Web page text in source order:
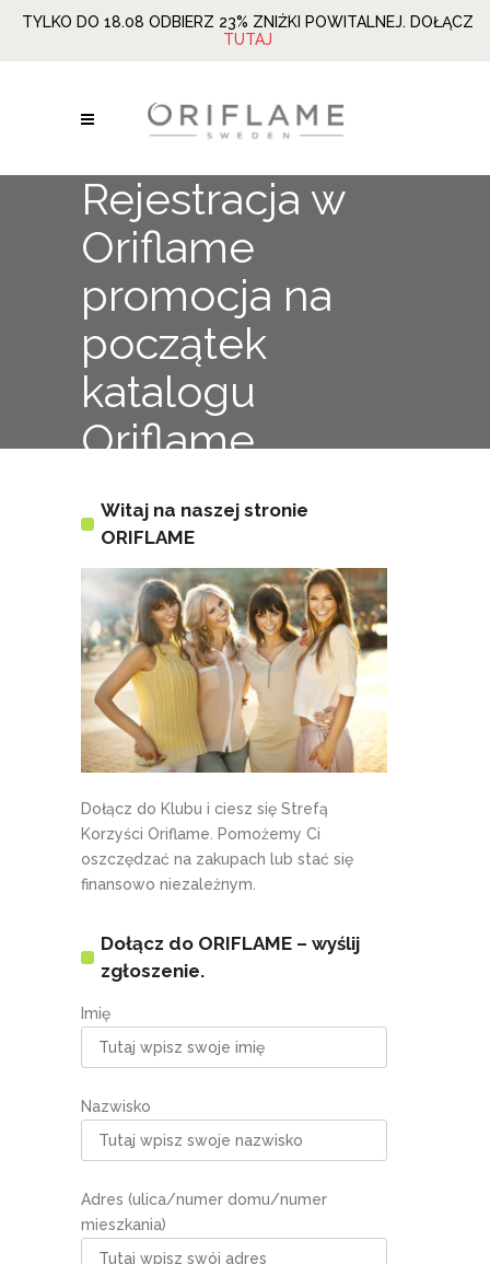
TYLKO DO 18.08 ODBIERZ 23% ZNIŻKI POWITALNEJ. DOŁĄCZ
TUTAJ
Rejestracja w
Oriflame
promocja na
początek
katalogu
Oriflame
Witaj na naszej stronie
ORIFLAME
Dołącz do Klubu i ciesz się Strefą
Korzyści Oriflame. Pomożemy Ci
oszczędzać na zakupach lub stać się
finansowo niezależnym.
Dołącz do ORIFLAME – wyślij
zgłoszenie.
Imię
Nazwisko
Adres (ulica/numer domu/numer
mieszkania)